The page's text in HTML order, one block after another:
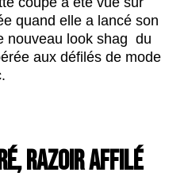
quand elle a lancé son
nouveau look shag du
aux défilés de mode
RAZOIR AFFILÉ